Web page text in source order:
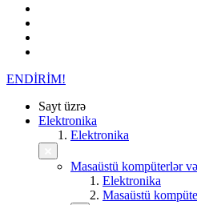
ENDİRİM!
Sayt üzrə
Elektronika
Elektronika
Masaüstü kompüterlər
Elektronika
Masaüstü